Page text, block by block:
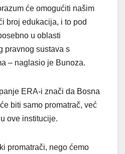
će omogućiti našim
broj edukacija, i to pod
u oblasti
pravnog sustava s
– naglasio je Bunoza.
ERA-i znači da Bosna
biti samo promatrač, već
ove institucije.
promatrači, nego ćemo